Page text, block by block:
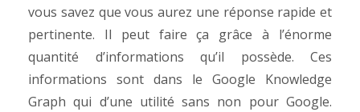
vous savez que vous aurez une réponse rapide et
pertinente. Il peut faire ça grâce à l’énorme
quantité d’informations qu’il possède. Ces
informations sont dans le Google Knowledge
Graph qui d’une utilité sans non pour Google.